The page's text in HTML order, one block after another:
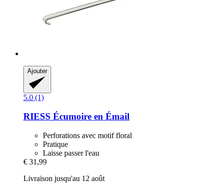
Ajouter
5.0 (1)
RIESS Écumoire en Émail
Perforations avec motif floral
Pratique
Laisse passer l'eau
€ 31,99
Livraison jusqu'au 12 août